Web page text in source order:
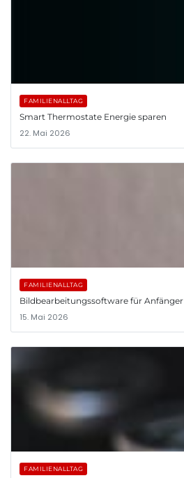
FAMILIENALLTAG
Smart Thermostate Energie sparen
22. Mai 2026
FAMILIENALLTAG
Bildbearbeitungssoftware für Anfänger
15. Mai 2026
FAMILIENALLTAG